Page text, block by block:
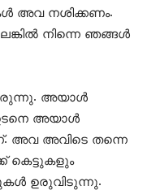
അവ നശിക്കണം.
നിന്നെ ഞങ്ങൾ
അയാൾ
ഉടനെ അയാൾ
അവ അവിടെ തന്നെ
കെട്ടുകളും
ഉരുവിടുന്നു.